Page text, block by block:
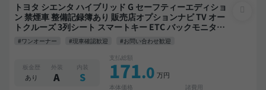
トヨタ シエンタ ハイブリッド G セーフティーエディショ
ン 禁煙車 整備記録簿あり 販売店オプションナビ TV オー
トクルーズ 3列シート スマートキー ETC バックモニター
全方位カメラ ドライブレコーダー 衝突軽減 両側電動スラ
イドドア 7人乗り
#ワンオーナー #現車確認歓迎 #お問い合わせ歓迎
板金歴
あり
外装
A
内装
S
支払総額
171.0 万円
本体価格 諸費用